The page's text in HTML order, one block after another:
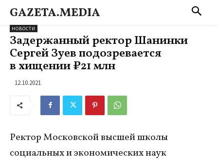
GAZETA.MEDIA
НОВОСТИ
Задержанный ректор Шанинки
Сергей Зуев подозревается
в хищении ₽21 млн
12.10.2021
Ректор Московской высшей школы
социальных и экономических наук